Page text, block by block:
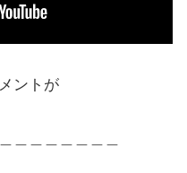
ントが
＿＿＿＿＿＿＿